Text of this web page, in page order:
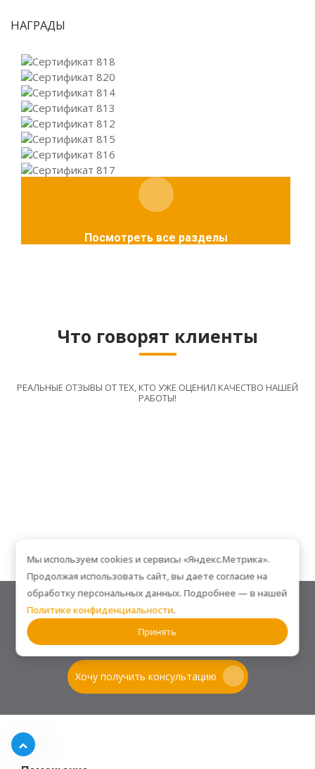
НАГРАДЫ
Посмотреть все разделы
Что говорят клиенты
РЕАЛЬНЫЕ ОТЗЫВЫ ОТ ТЕХ, КТО УЖЕ ОЦЕНИЛ КАЧЕСТВО НАШЕЙ
РАБОТЫ!
Остались вопросы? Мы поможем!
ЗАДАЙТЕ ЛЮБОЙ ВОПРОС — МЫ ОТВЕТИМ БЫСТРО И ПО ДЕЛУ
Хочу получить консультацию
Мы используем cookies и сервисы «Яндекс.Метрика».
Продолжая использовать сайт, вы даете согласие на
обработку персональных данных. Подробнее — в нашей
Политике конфиденциальности.
Принять